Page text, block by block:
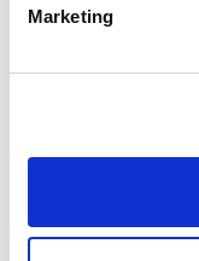
Marketing